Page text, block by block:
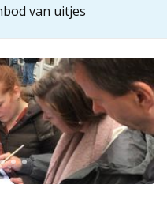
van uitjes